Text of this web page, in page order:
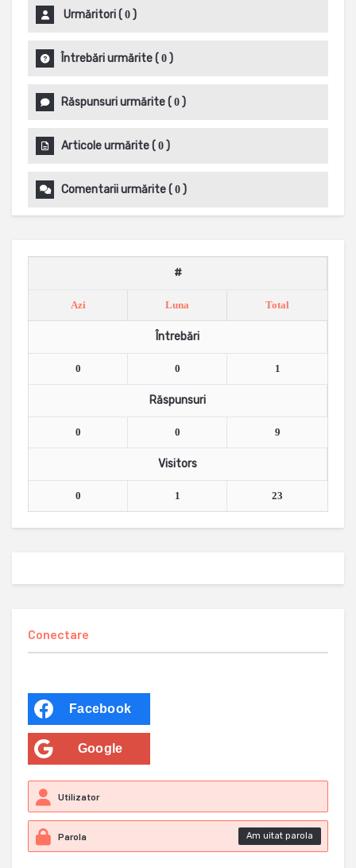
Urmăritori( 0 )
Întrebări urmărite( 0 )
Răspunsuri urmărite( 0 )
Articole urmărite( 0 )
Comentarii urmărite( 0 )
#
Azi Luna Total
Întrebări
0 0 1
Răspunsuri
0 0 9
Visitors
0 1 23
Conectare
Facebook
Google
Am uitat parola